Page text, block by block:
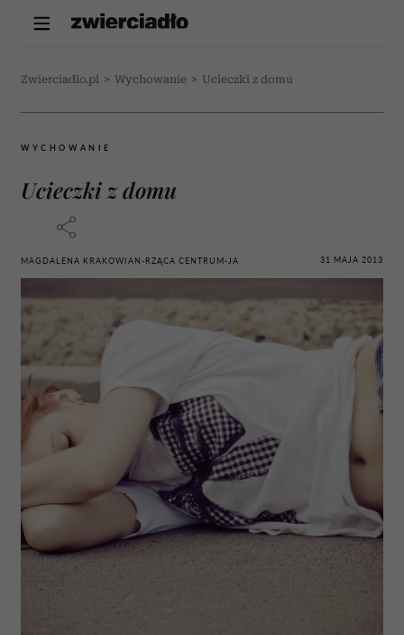
Zwierciadlo.pl > Wychowanie > Ucieczki z domu
WYCHOWANIE
Ucieczki z domu
MAGDALENA KRAKOWIAN-RZĄCA CENTRUM-JA 31 MAJA 2013